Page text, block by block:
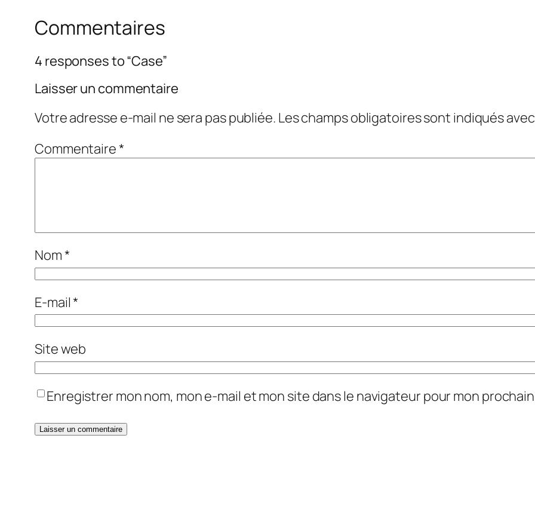
Commentaires
4 responses to “Case”
Laisser un commentaire
Votre adresse e-mail ne sera pas publiée. Les champs obligatoires sont indiqués
Commentaire*
Nom*
E-mail*
Site web
Enregistrer mon nom, mon e-mail et mon site dans le navigateur pour mon